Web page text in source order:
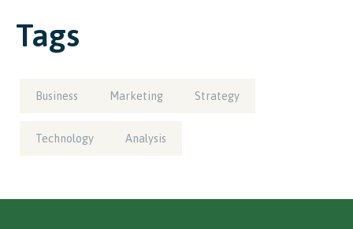
Tags
Business Marketing Strategy
Technology Analysis